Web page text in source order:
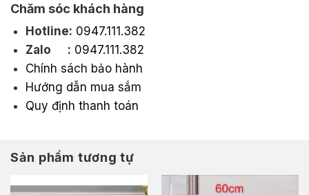
Chăm sóc khách hàng
Hotline: 0947.111.382
Zalo : 0947.111.382
Chính sách bảo hành
Hướng dẫn mua sắm
Quy định thanh toán
Sản phẩm tương tự